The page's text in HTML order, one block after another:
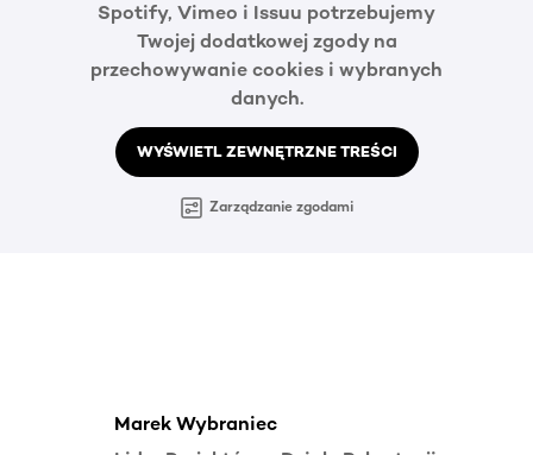
Spotify, Vimeo i Issuu potrzebujemy
Twojej dodatkowej zgody na
przechowywanie cookies i wybranych
danych.
WYŚWIETL ZEWNĘTRZNE TREŚCI
Zarządzanie zgodami
Marek Wybraniec